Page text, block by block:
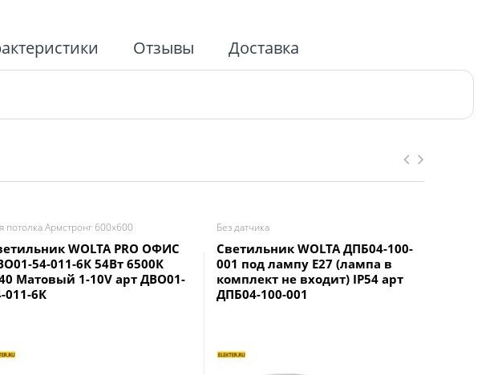
Отзывы Доставка
потолка Армстронг 600х600
WOLTA PRO ОФИС
54-011-6К 54Вт 6500К
Матовый 1-10V арт ДВО01-
011-6К
Без датчика
Светильник WOLTA ДПБ04-100-
001 под лампу E27 (лампа в
комплект не вxодит) IP54 арт
ДПБ04-100-001